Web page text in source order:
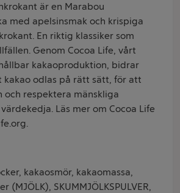
är en Marabou
med apelsinsmak och krispiga
En riktig klassiker som
Genom Cocoa Life, vårt
kakaoproduktion, bidrar
kakao odlas på rätt sätt, för att
och respektera mänskliga
Läs mer om Cocoa Life
kakaosmör, kakaomassa,
(MJÖLK), SKUMMJÖLKSPULVER,